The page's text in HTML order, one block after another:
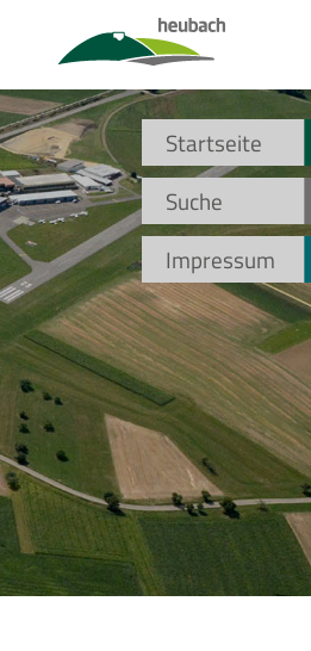
Startseite
Suche
Impressum